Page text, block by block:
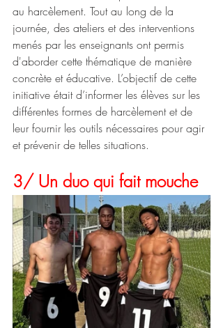
au harcèlement. Tout au long de la
journée, des ateliers et des interventions
menés par les enseignants ont permis
d'aborder cette thématique de manière
concrète et éducative. L’objectif de cette
initiative était d’informer les élèves sur les
différentes formes de harcèlement et de
leur fournir les outils nécessaires pour agir
et prévenir de telles situations.
3/ Un duo qui fait mouche